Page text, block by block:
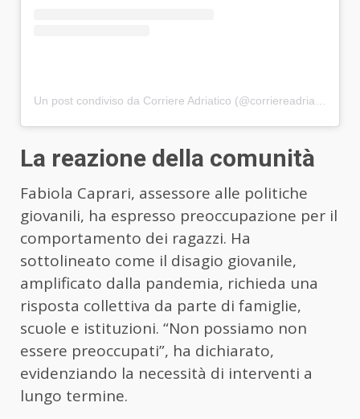
Un post condiviso da Corriere Adriatico (@corriereadriatico.it)
La reazione della comunità
Fabiola Caprari, assessore alle politiche
giovanili, ha espresso preoccupazione per il
comportamento dei ragazzi. Ha
sottolineato come il disagio giovanile,
amplificato dalla pandemia, richieda una
risposta collettiva da parte di famiglie,
scuole e istituzioni. “Non possiamo non
essere preoccupati”, ha dichiarato,
evidenziando la necessità di interventi a
lungo termine.